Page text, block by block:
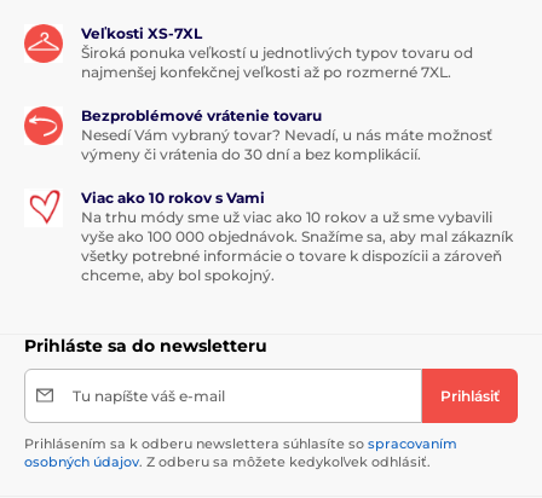
Veľkosti XS-7XL
Široká ponuka veľkostí u jednotlivých typov tovaru od
najmenšej konfekčnej veľkosti až po rozmerné 7XL.
Bezproblémové vrátenie tovaru
Nesedí Vám vybraný tovar? Nevadí, u nás máte možnosť
výmeny či vrátenia do 30 dní a bez komplikácií.
Viac ako 10 rokov s Vami
Na trhu módy sme už viac ako 10 rokov a už sme vybavili
vyše ako 100 000 objednávok. Snažíme sa, aby mal zákazník
všetky potrebné informácie o tovare k dispozícii a zároveň
chceme, aby bol spokojný.
Prihláste sa do newsletteru
Tu napíšte váš e-mail Prihlásiť
Prihlásením sa k odberu newslettera súhlasíte so spracovaním
osobných údajov. Z odberu sa môžete kedykoľvek odhlásiť.